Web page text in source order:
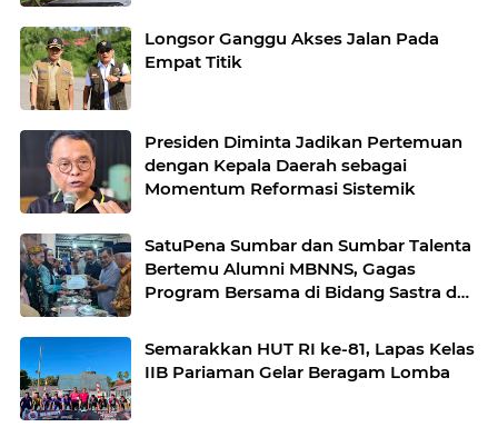
Longsor Ganggu Akses Jalan Pada
Empat Titik
Presiden Diminta Jadikan Pertemuan
dengan Kepala Daerah sebagai
Momentum Reformasi Sistemik
SatuPena Sumbar dan Sumbar Talenta
Bertemu Alumni MBNNS, Gagas
Program Bersama di Bidang Sastra dan
Semarakkan HUT RI ke-81, Lapas Kelas
IIB Pariaman Gelar Beragam Lomba